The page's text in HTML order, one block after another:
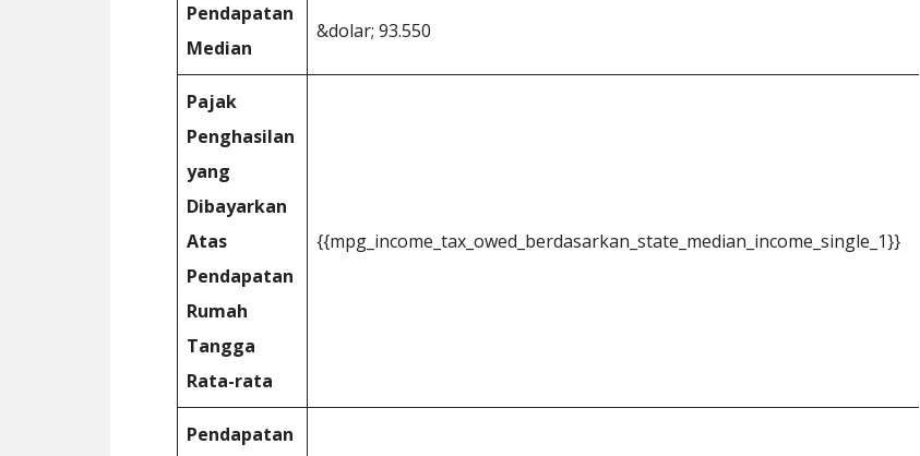
Pendapatan
Median
&dolar; 93.550
Pajak
Penghasilan
yang
Dibayarkan
Atas
Pendapatan
Rumah
Tangga
Rata-rata
{{mpg_income_tax_owed_berdasarkan_state_median_income_single_1}}
Pendapatan